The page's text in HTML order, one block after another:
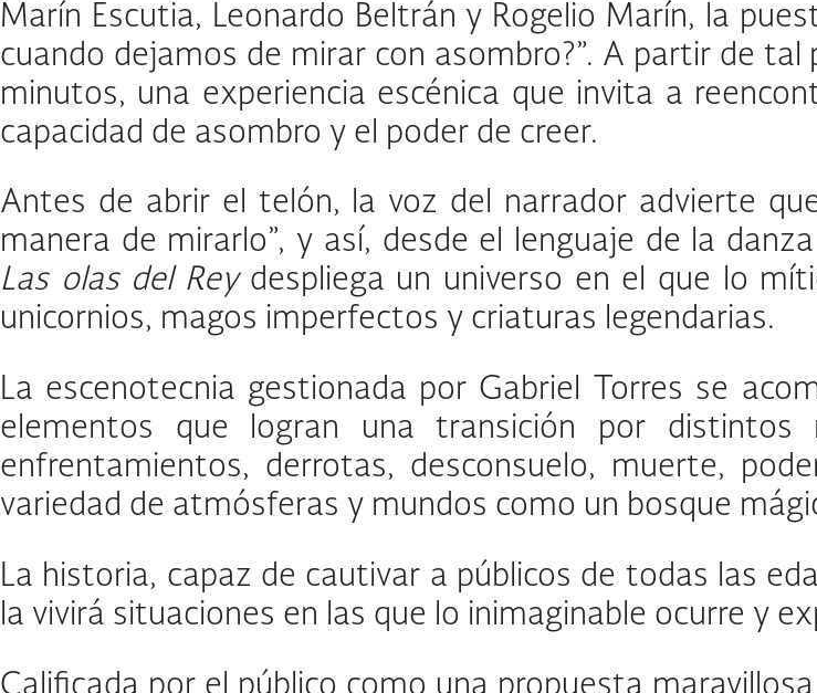
Marín Escutia, Leonardo Beltrán y Rogelio Marín, la
cuando dejamos de mirar con asombro?”. A partir de
minutos, una experiencia escénica que invita a
capacidad de asombro y el poder de creer.
Antes de abrir el telón, la voz del narrador advierte
manera de mirarlo”, y así, desde el lenguaje de la
Las olas del Rey despliega un universo en el que lo
unicornios, magos imperfectos y criaturas legendarias.
La escenotecnia gestionada por Gabriel Torres se
elementos que logran una transición por
enfrentamientos, derrotas, desconsuelo, muerte,
variedad de atmósferas y mundos como un bosque
La historia, capaz de cautivar a públicos de todas las
la vivirá situaciones en las que lo inimaginable ocurre y